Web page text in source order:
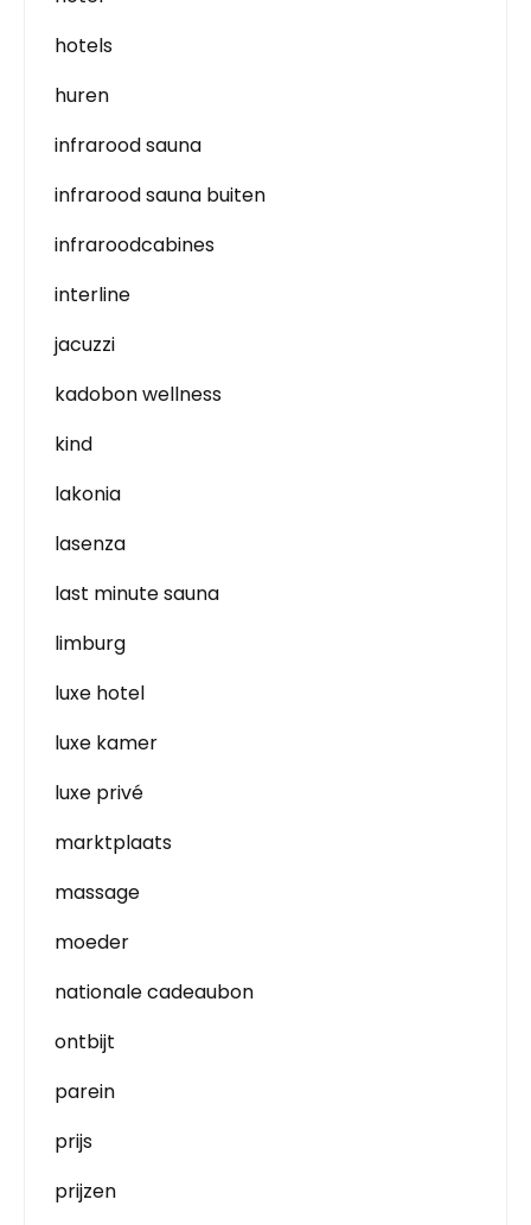
hotels
huren
infrarood sauna
infrarood sauna buiten
infraroodcabines
interline
jacuzzi
kadobon wellness
kind
lakonia
lasenza
last minute sauna
limburg
luxe hotel
luxe kamer
luxe privé
marktplaats
massage
moeder
nationale cadeaubon
ontbijt
parein
prijs
prijzen